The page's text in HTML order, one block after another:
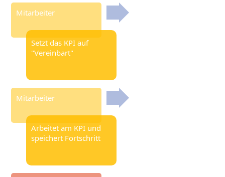
Mitarbeiter
Setzt das KPI auf
"Vereinbart"
Mitarbeiter
Arbeitet am KPI und
speichert Fortschritt